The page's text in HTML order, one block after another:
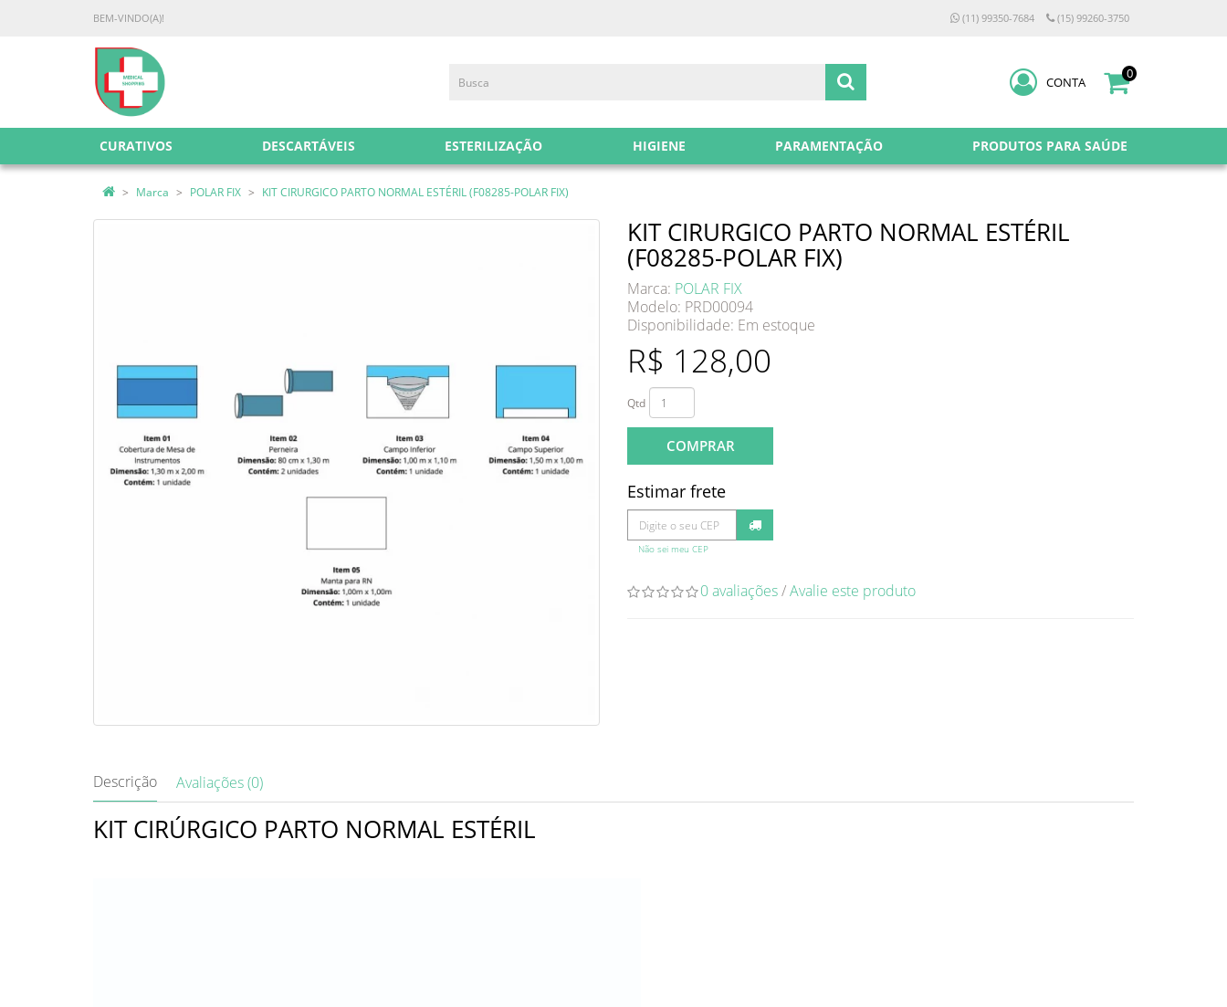
BEM-VINDO(A)! (11) 99350-7684 (15) 99260-3750
CONTA
0
CURATIVOS DESCARTÁVEIS ESTERILIZAÇÃO HIGIENE PARAMENTAÇÃO PRODUTOS PARA SAÚDE
Marca POLAR FIX KIT CIRURGICO PARTO NORMAL ESTÉRIL (F08285-POLAR FIX)
KIT CIRURGICO PARTO NORMAL ESTÉRIL
(F08285-POLAR FIX)
Marca: POLAR FIX
Modelo: PRD00094
Disponibilidade: Em estoque
R$ 128,00
Qtd
COMPRAR
Estimar frete
Não sei meu CEP
0 avaliações/Avalie este produto
Descrição Avaliações (0)
KIT CIRÚRGICO PARTO NORMAL ESTÉRIL